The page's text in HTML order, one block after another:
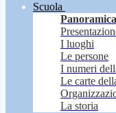
Scuola
Panoramica
I luoghi
Le persone
I numeri
Le carte
La storia